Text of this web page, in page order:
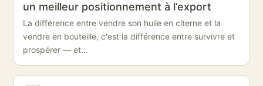
un meilleur positionnement à l’export
La différence entre vendre son huile en citerne et la
vendre en bouteille, c'est la différence entre survivre et
prospérer — et…